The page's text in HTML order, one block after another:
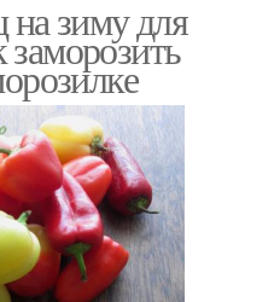
на зиму для